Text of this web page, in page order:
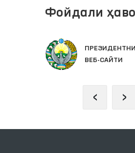
Фойдали
ОЛИЙ
ПАЛАТАСИ
‹ ›